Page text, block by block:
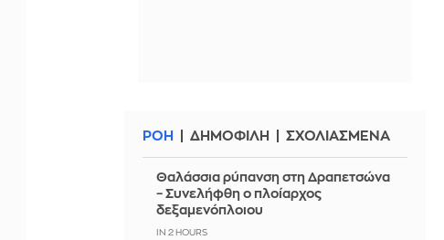
ΡΟΗ ΔΗΜΟΦΙΛΗ ΣΧΟΛΙΑΣΜΕΝΑ
Θαλάσσια ρύπανση στη Δραπετσώνα
– Συνελήφθη ο πλοίαρχος
δεξαμενόπλοιου
IN 2 HOURS